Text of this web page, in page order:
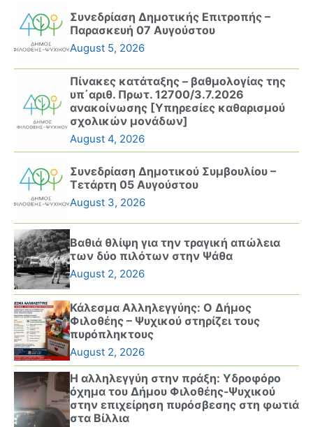
Συνεδρίαση Δημοτικής Επιτροπής –
Παρασκευή 07 Αυγούστου
August 5, 2026
Πίνακες κατάταξης – βαθμολογίας της
υπ΄αριθ. Πρωτ. 12700/3.7.2026
ανακοίνωσης [Υπηρεσίες καθαρισμού
σχολικών μονάδων]
August 4, 2026
Συνεδρίαση Δημοτικού Συμβουλίου –
Τετάρτη 05 Αυγούστου
August 3, 2026
Βαθιά θλίψη για την τραγική απώλεια
των δύο πιλότων στην Ψάθα
August 2, 2026
Κάλεσμα Αλληλεγγύης: Ο Δήμος
Φιλοθέης – Ψυχικού στηρίζει τους
πυρόπληκτους
August 2, 2026
Η αλληλεγγύη στην πράξη: Υδροφόρο
όχημα του Δήμου Φιλοθέης-Ψυχικού
στην επιχείρηση πυρόσβεσης στη φωτιά
στα Βίλλια